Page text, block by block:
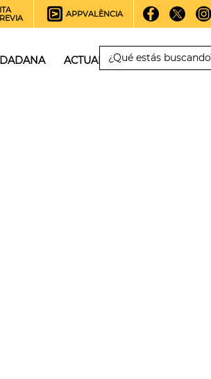
APPVALÈNCIA
ACTUALIDAD